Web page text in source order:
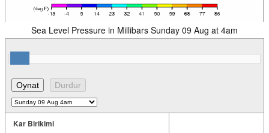
Sea Level Pressure in Millibars Sunday 09 Aug at 4am
Kar Birikimi